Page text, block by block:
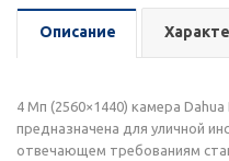
Описание
4 Мп (2560×1440) камера
предназначена для уличной
отвечающем требованиям